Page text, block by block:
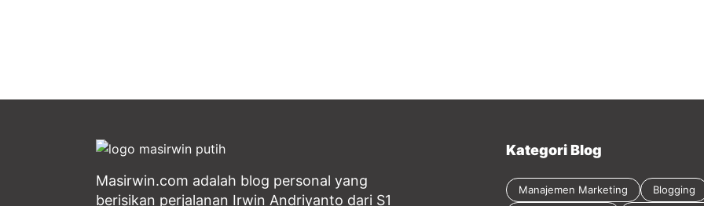
Masirwin.com adalah blog personal yang
berisikan perjalanan Irwin Andriyanto dari S1
Kategori Blog
Manajemen Marketing Blogging